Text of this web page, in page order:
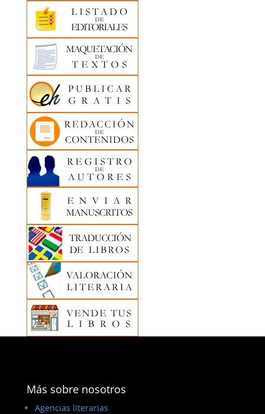
Más sobre nosotros
Agencias literarias